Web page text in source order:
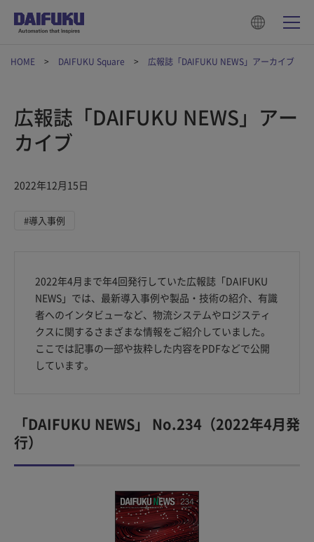
HOME DAIFUKU Square 広報誌「DAIFUKU NEWS」アーカイブ
広報誌「DAIFUKU NEWS」アー
カイブ
2022年12月15日
#導入事例
2022年4月まで年4回発行していた広報誌「DAIFUKU
NEWS」では、最新導入事例や製品・技術の紹介、有識
者へのインタビューなど、物流システムやロジスティ
クスに関するさまざまな情報をご紹介していました。
ここでは記事の一部や抜粋した内容をPDFなどで公開
しています。
「DAIFUKU NEWS」 No.234（2022年4月発
行）